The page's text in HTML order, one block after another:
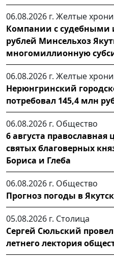
06.08.2026 г. Желтые
Компании с
рублей Минсельхоз
многомиллионную
06.08.2026 г. Желтые
Нерюнгринский
потребовал 145,4 млн
06.08.2026 г. Общество
6 августа
святых благоверных
Бориса и Глеба
06.08.2026 г. Общество
Прогноз погоды в
05.08.2026 г. Столица
Сергей Сюльский
летнего лектория